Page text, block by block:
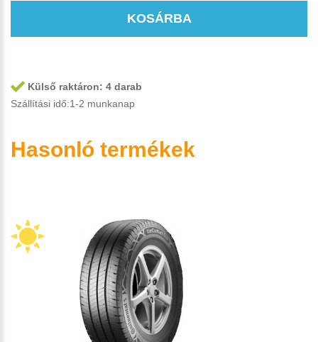
KOSÁRBA
Külső raktáron: 4 darab
Szállítási idő:1-2 munkanap
Hasonló termékek